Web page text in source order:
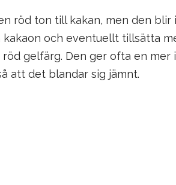
röd ton till kakan, men den
kakaon och eventuellt tillsätta
gelfärg. Den ger ofta en
att det blandar sig jämnt.